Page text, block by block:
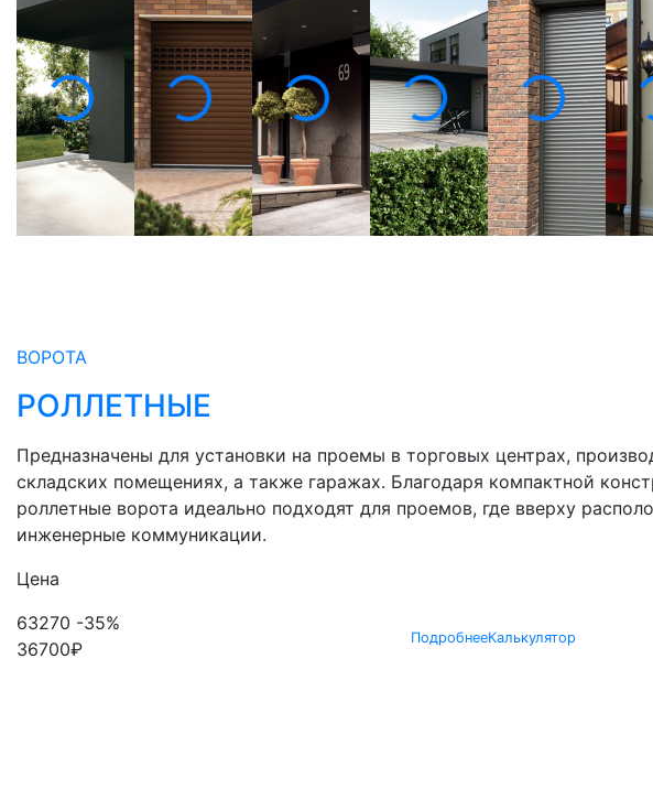
ВОРОТА
РОЛЛЕТНЫЕ
Предназначены для установки на проемы в торговых центрах,
складских помещениях, а также гаражах. Благодаря компактной
роллетные ворота идеально подходят для проемов, где вверху
инженерные коммуникации.
Цена
63270 -35%
36700₽
ПодробнееКалькулятор